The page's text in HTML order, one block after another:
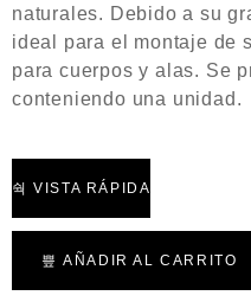
o
r
a
d
d
e
naturales. Debido a su
ideal para el montaje de
para cuerpos y alas. Se
conteniendo una unidad.
VISTA RÁPIDA
AÑADIR AL CARRITO